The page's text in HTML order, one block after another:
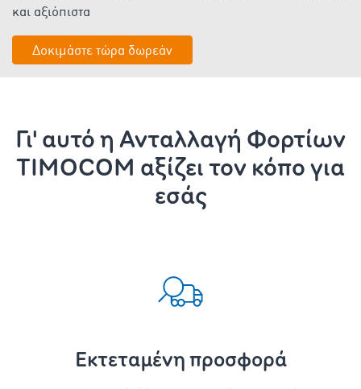
και αξιόπιστα
Δοκιμάστε τώρα δωρεάν
Γι' αυτό η Ανταλλαγή Φορτίων
TIMOCOM αξίζει τον κόπο για
εσάς
Εκτεταμένη προσφορά